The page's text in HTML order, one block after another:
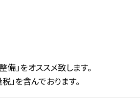
」をオススメ致します。
」を含んでおります。